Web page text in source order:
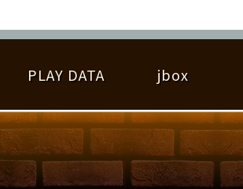
基本の遊び方 遊び方ガイド
遊べる楽曲 アーティスト紹介
PLAY DATA
ゆびベル
jbox
バル一覧 ライバル比較 プレ
加 大会開催 大会参加情報
HIT CHART BEST SCORE